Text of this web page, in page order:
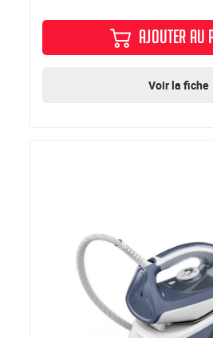
AJOUTER AU
Voir la fiche